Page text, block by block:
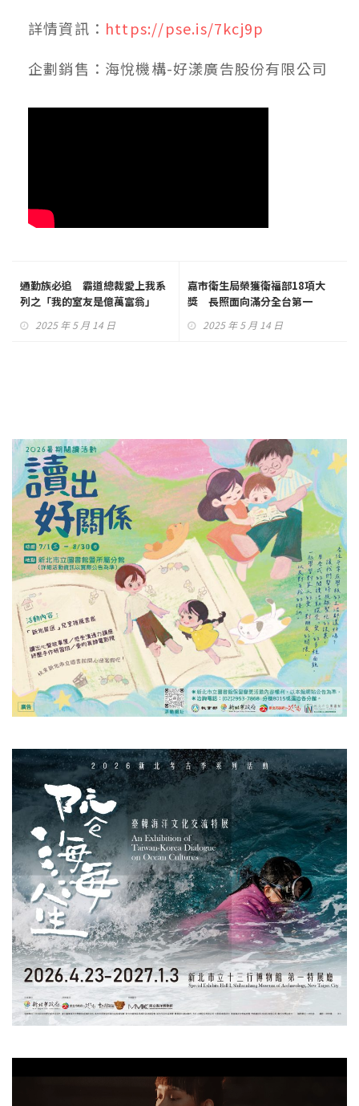
詳情資訊： https://pse.is/7kcj9p
企劃銷售：海悅機構-好漾廣告股份有限公司
通勤族必追 霸道總裁愛上我系
列之「我的室友是億萬富翁」
2025 年 5 月 14 日
嘉市衛生局榮獲衛福部18項大
獎 長照面向滿分全台第一
2025 年 5 月 14 日